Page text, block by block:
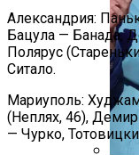
Александрия:
Бацула — Банада,
Полярус
Ситало.
Мариуполь:
(Неплях, 46),
— Чурко,